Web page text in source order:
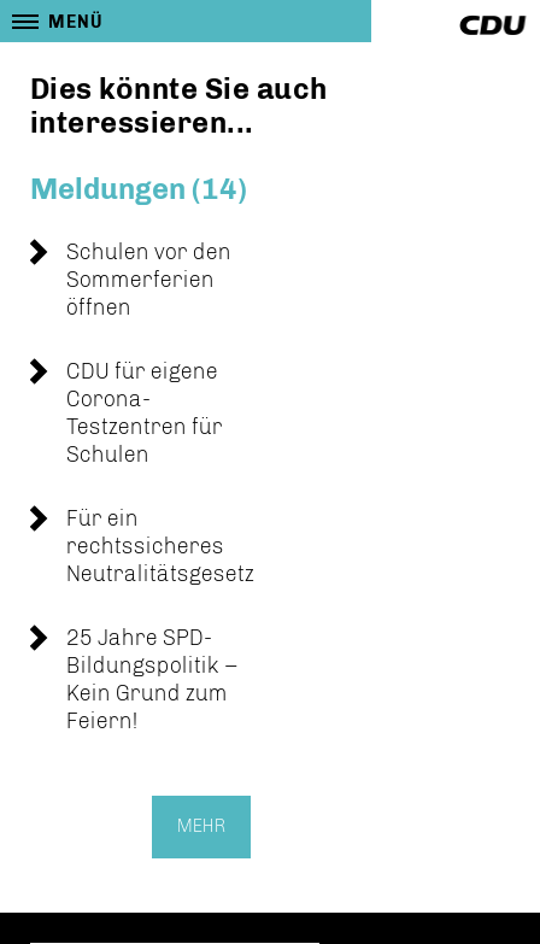
MENÜ
Dies könnte Sie auch
interessieren...
Meldungen (14)
Schulen vor den
Sommerferien
öffnen
CDU für eigene
Corona-
Testzentren für
Schulen
Für ein
rechtssicheres
Neutralitätsgesetz
25 Jahre SPD-
Bildungspolitik –
Kein Grund zum
Feiern!
MEHR